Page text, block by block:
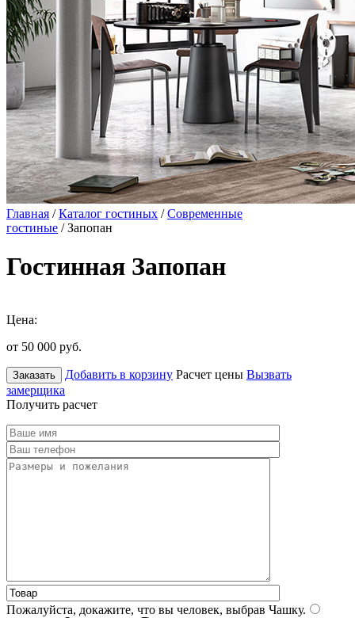
Главная /Каталог гостиных /Современные
гостиные / Запопан
Гостинная Запопан
Цена:
от 50 000 руб.
Заказать Добавить в корзину Расчет цены Вызвать
замерщика
Получить расчет
Пожалуйста, докажите, что вы человек, выбрав Чашку.